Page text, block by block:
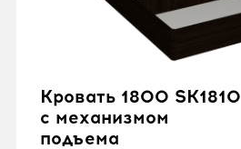
Кровать 1800 SK1810
с механизмом
подъема